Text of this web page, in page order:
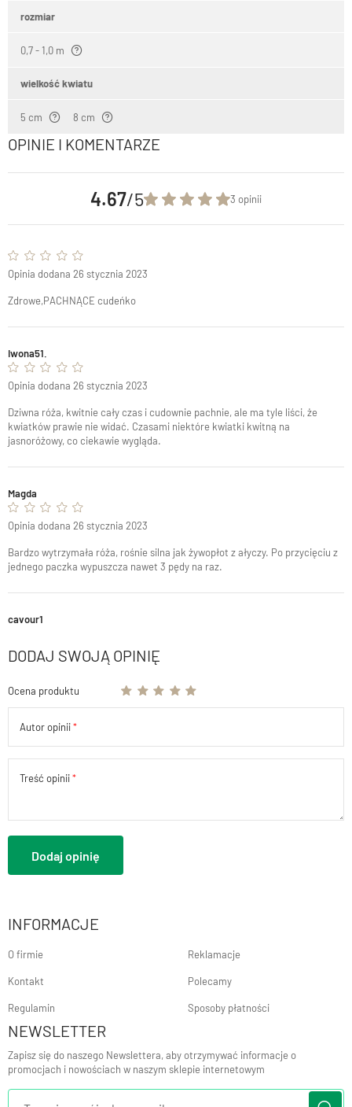
rozmiar
0,7 - 1,0 m
wielkość kwiatu
5 cm 8 cm
OPINIE I KOMENTARZE
4.67/5 3 opinii
Zdrowe,PACHNĄCE cudeńko
Iwona51.
Opinia dodana 26 stycznia 2023
Dziwna róża, kwitnie cały czas i cudownie pachnie, ale ma tyle liści, że
kwiatków prawie nie widać. Czasami niektóre kwiatki kwitną na
jasnoróżowy, co ciekawie wygląda.
Magda
Opinia dodana 26 stycznia 2023
Bardzo wytrzymała róża, rośnie silna jak żywopłot z ałyczy. Po przycięciu z
jednego paczka wypuszcza nawet 3 pędy na raz.
cavour1
Opinia dodana 26 stycznia 2023
DODAJ SWOJĄ OPINIĘ
Ocena produktu
Autor opinii
Treść opinii
Dodaj opinię
INFORMACJE
O firmie
Kontakt
Regulamin
Reklamacje
Polecamy
Sposoby płatności
NEWSLETTER
Zapisz się do naszego Newslettera, aby otrzymywać informacje o
promocjach i nowościach w naszym sklepie internetowym